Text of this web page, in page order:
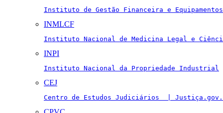
Instituto de Gestão Financeira e
INMLCF
Instituto Nacional de Medicina Legal e
INPI
Instituto Nacional da Propriedade Industrial
CEJ
Centro de Estudos Judiciários  |